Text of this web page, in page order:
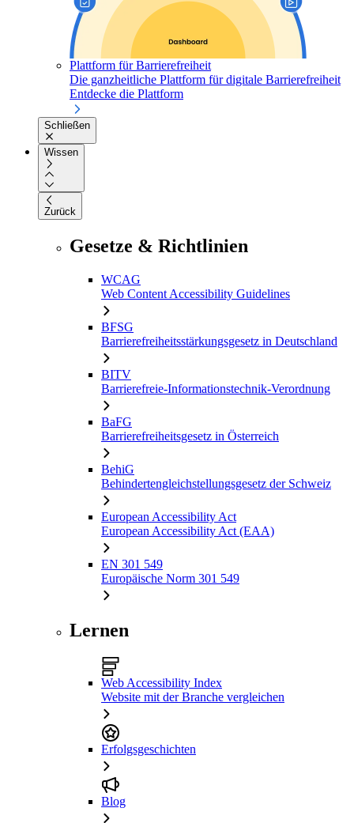
Plattform für Barrierefreiheit
Die ganzheitliche Plattform für digitale Barrierefreiheit
Entdecke die Plattform
Schließen
Wissen
Zurück
Gesetze & Richtlinien
WCAG
Web Content Accessibility Guidelines
BFSG
Barrierefreiheitsstärkungsgesetz in Deutschland
BITV
Barrierefreie-Informationstechnik-Verordnung
BaFG
Barrierefreiheitsgesetz in Österreich
BehiG
Behindertengleichstellungsgesetz der Schweiz
European Accessibility Act
European Accessibility Act (EAA)
EN 301 549
Europäische Norm 301 549
Lernen
Web Accessibility Index
Website mit der Branche vergleichen
Erfolgsgeschichten
Blog